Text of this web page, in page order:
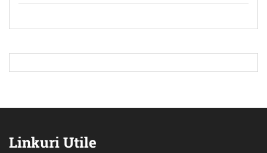
Linkuri Utile